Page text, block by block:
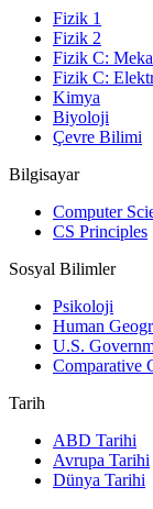
Fizik 1
Fizik 2
Fizik C:
Fizik C:
Kimya
Biyoloji
Çevre Bilimi
Bilgisayar
Computer
CS Principles
Sosyal Bilimler
Psikoloji
Human
U.S.
Comparative
Tarih
ABD Tarihi
Avrupa Tarihi
Dünya Tarihi